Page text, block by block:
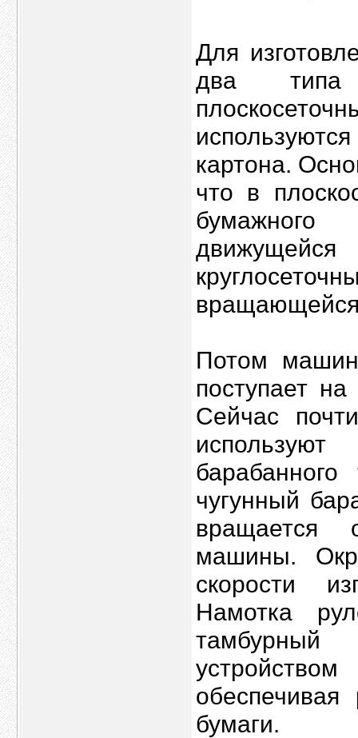
Для
два типа
картона.
что в
бумажного
вращающейся
Потом
поступает
Сейчас
чугунный
вращается
машины.
скорости
Намотка
тамбурный
бумаги.